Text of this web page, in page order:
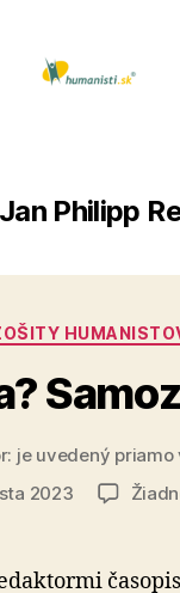
Jan Philipp
je uvedený priamo
2023